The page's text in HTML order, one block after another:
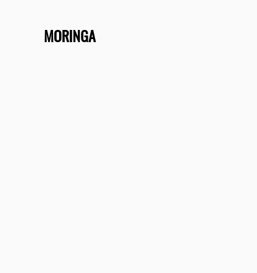
MORINGA